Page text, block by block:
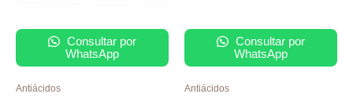
Consultar por
WhatsApp
Antiácidos
Consultar por
WhatsApp
Antiácidos